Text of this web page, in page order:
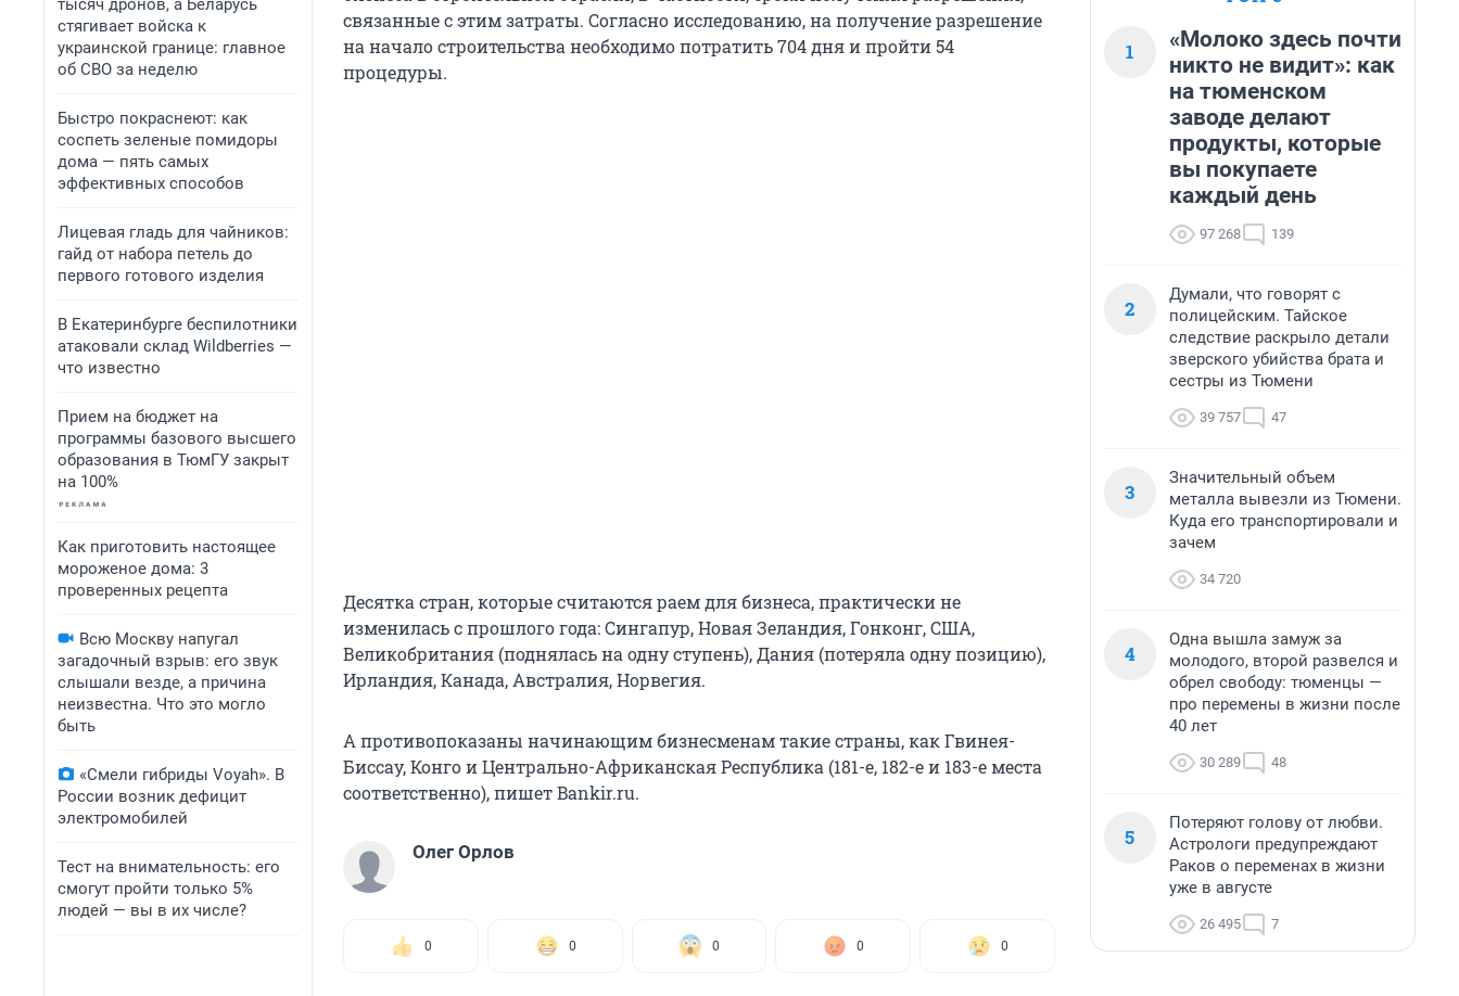
тысяч дронов, а Беларусь
стягивает войска к
украинской границе: главное
об СВО за неделю
Быстро покраснеют: как
соспеть зеленые помидоры
дома — пять самых
эффективных способов
Лицевая гладь для чайников:
гайд от набора петель до
первого готового изделия
В Екатеринбурге беспилотники
атаковали склад Wildberries —
что известно
Прием на бюджет на
программы базового высшего
образования в ТюмГУ закрыт
на 100%
Как приготовить настоящее
мороженое дома: 3
проверенных рецепта
Всю Москву напугал
загадочный взрыв: его звук
слышали везде, а причина
неизвестна. Что это могло
быть
«Смели гибриды Voyah». В
России возник дефицит
электромобилей
Тест на внимательность: его
смогут пройти только 5%
людей — вы в их числе?
связанные с этим затраты. Согласно исследованию, на получение разрешение
на начало строительства необходимо потратить 704 дня и пройти 54
процедуры.
Десятка стран, которые считаются раем для бизнеса, практически не
изменилась с прошлого года: Сингапур, Новая Зеландия, Гонконг, США,
Великобритания (поднялась на одну ступень), Дания (потеряла одну позицию),
Ирландия, Канада, Австралия, Норвегия.
А противопоказаны начинающим бизнесменам такие страны, как Гвинея-
Биссау, Конго и Центрально-Африканская Республика (181-е, 182-е и 183-е места
соответственно), пишет Bankir.ru.
Олег Орлов
0 0 0 0 0
1
«Молоко здесь почти
никто не видит»: как
на тюменском
заводе делают
продукты, которые
вы покупаете
каждый день
97 268 139
2
Думали, что говорят с
полицейским. Тайское
следствие раскрыло детали
зверского убийства брата и
сестры из Тюмени
39 757 47
3
Значительный объем
металла вывезли из Тюмени.
Куда его транспортировали и
зачем
34 720
4
Одна вышла замуж за
молодого, второй развелся и
обрел свободу: тюменцы —
про перемены в жизни после
40 лет
30 289 48
5
Потеряют голову от любви.
Астрологи предупреждают
Раков о переменах в жизни
уже в августе
26 495 7